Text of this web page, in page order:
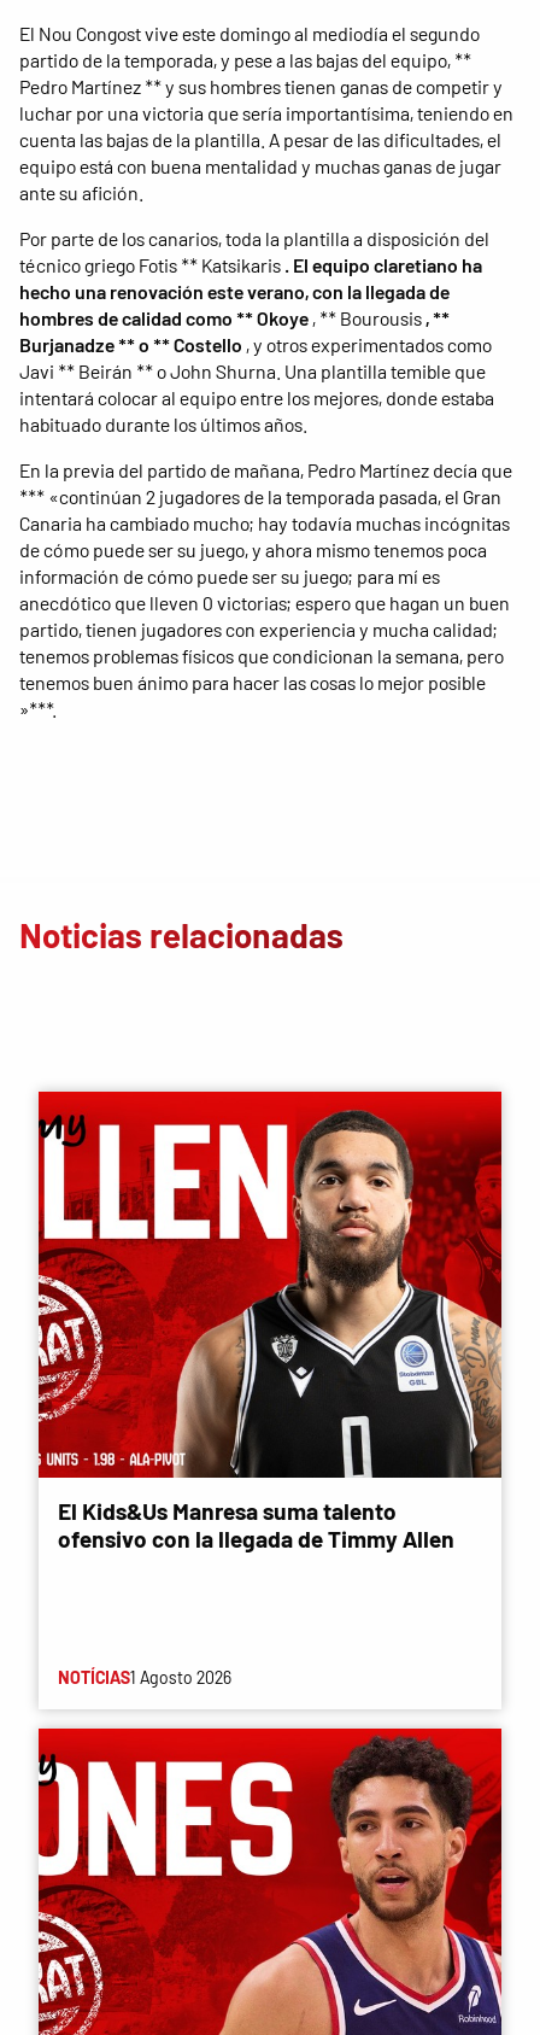
El Nou Congost vive este domingo al mediodía el segundo
partido de la temporada, y pese a las bajas del equipo, **
Pedro Martínez ** y sus hombres tienen ganas de competir y
luchar por una victoria que sería importantísima, teniendo en
cuenta las bajas de la plantilla. A pesar de las dificultades, el
equipo está con buena mentalidad y muchas ganas de jugar
ante su afición.
Por parte de los canarios, toda la plantilla a disposición del
técnico griego Fotis ** Katsikaris . El equipo claretiano ha
hecho una renovación este verano, con la llegada de
hombres de calidad como ** Okoye , ** Bourousis , **
Burjanadze ** o ** Costello , y otros experimentados como
Javi ** Beirán ** o John Shurna. Una plantilla temible que
intentará colocar al equipo entre los mejores, donde estaba
habituado durante los últimos años.
En la previa del partido de mañana, Pedro Martínez decía que
*** «continúan 2 jugadores de la temporada pasada, el Gran
Canaria ha cambiado mucho; hay todavía muchas incógnitas
de cómo puede ser su juego, y ahora mismo tenemos poca
información de cómo puede ser su juego; para mí es
anecdótico que lleven 0 victorias; espero que hagan un buen
partido, tienen jugadores con experiencia y mucha calidad;
tenemos problemas físicos que condicionan la semana, pero
tenemos buen ánimo para hacer las cosas lo mejor posible
»***.
Noticias relacionadas
El Kids&Us Manresa suma talento
ofensivo con la llegada de Timmy Allen
NOTÍCIAS1 Agosto 2026